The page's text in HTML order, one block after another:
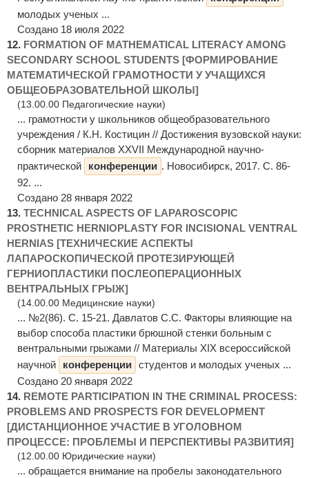
молодых ученых ...
Создано 18 июля 2022
12. FORMATION OF MATHEMATICAL LITERACY AMONG
SECONDARY SCHOOL STUDENTS [ФОРМИРОВАНИЕ
МАТЕМАТИЧЕСКОЙ ГРАМОТНОСТИ У УЧАЩИХСЯ
ОБЩЕОБРАЗОВАТЕЛЬНОЙ ШКОЛЫ]
(13.00.00 Педагогические науки)
... грамотности у школьников общеобразовательного
учреждения / К.Н. Костицин // Достижения вузовской науки:
сборник материалов XXVII Международной научно-
практической
конференции . Новосибирск, 2017. С. 86-
92. ...
Создано 28 января 2022
13. TECHNICAL ASPECTS OF LAPAROSCOPIC
PROSTHETIC HERNIOPLASTY FOR INCISIONAL VENTRAL
HERNIAS [ТЕХНИЧЕСКИЕ АСПЕКТЫ
ЛАПАРОСКОПИЧЕСКОЙ ПРОТЕЗИРУЮЩЕЙ
ГЕРНИОПЛАСТИКИ ПОСЛЕОПЕРАЦИОННЫХ
ВЕНТРАЛЬНЫХ ГРЫЖ]
(14.00.00 Медицинские науки)
... №2(86). C. 15-21. Давлатов С.С. Факторы влияющие на
выбор способа пластики брюшной стенки больным с
вентральными грыжами // Материалы XIX всероссийской
научной
конференции студентов и молодых ученых ...
Создано 20 января 2022
14. REMOTE PARTICIPATION IN THE CRIMINAL PROCESS:
PROBLEMS AND PROSPECTS FOR DEVELOPMENT
[ДИСТАНЦИОННОЕ УЧАСТИЕ В УГОЛОВНОМ
ПРОЦЕССЕ: ПРОБЛЕМЫ И ПЕРСПЕКТИВЫ РАЗВИТИЯ]
(12.00.00 Юридические науки)
... обращается внимание на пробелы законодательного